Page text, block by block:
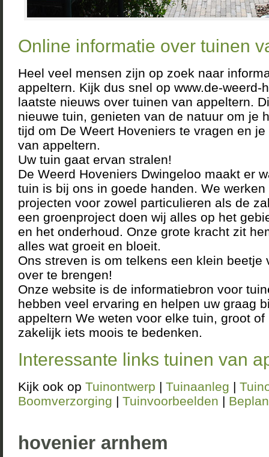
Online informatie over tuinen
Heel veel mensen zijn op zoek naar
appeltern. Kijk dus snel op www.de-weerd-
laatste nieuws over tuinen van appeltern.
nieuwe tuin, genieten van de natuur om je
tijd om De Weert Hoveniers te vragen en
van appeltern.
Uw tuin gaat ervan stralen!
De Weerd Hoveniers Dwingeloo maakt er
tuin is bij ons in goede handen. We
projecten voor zowel particulieren als de
een groenproject doen wij alles op het
en het onderhoud. Onze grote kracht zit
alles wat groeit en bloeit.
Ons streven is om telkens een klein beetje
over te brengen!
Onze website is de informatiebron voor
hebben veel ervaring en helpen uw graag
appeltern We weten voor elke tuin, groot
zakelijk iets moois te bedenken.
Interessante links tuinen van
Kijk ook op Tuinontwerp | Tuinaanleg |
Boomverzorging | Tuinvoorbeelden |
hovenier arnhem